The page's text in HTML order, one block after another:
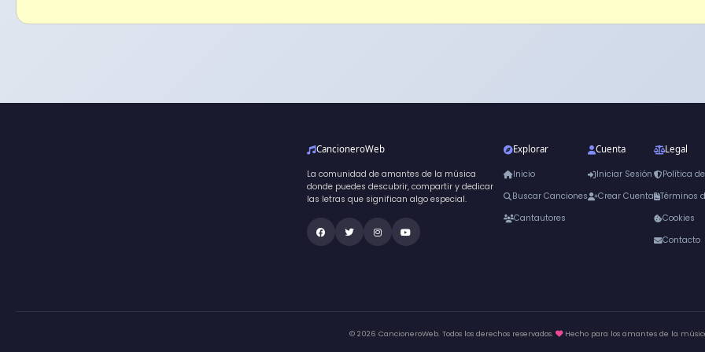
CancioneroWeb
La comunidad de amantes de la música
donde puedes descubrir, compartir y dedicar
las letras que significan algo especial.
Explorar
Inicio
Buscar Canciones
Cantautores
Cuenta
Iniciar Sesión
Crear Cuenta
Legal
Política
Términos
Cookies
Contacto
© 2026 CancioneroWeb. Todos los derechos reservados. Hecho para los amantes de la